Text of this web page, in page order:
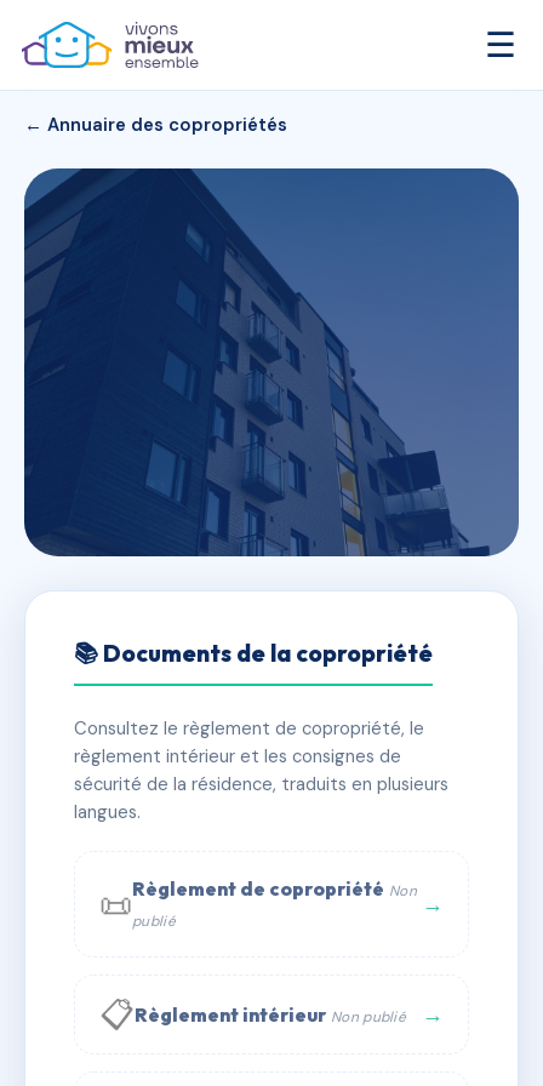
☰
← Annuaire des copropriétés
Résidence cadoudal
✓ Immatriculée 🏠 36 lots 🏗 1 bâtiment(s)
📞 Contacter Syndic Digital
📚 Documents de la copropriété
Consultez le règlement de copropriété, le
règlement intérieur et les consignes de
sécurité de la résidence, traduits en plusieurs
langues.
📜Règlement de copropriété Non
publié
→
📋Règlement intérieur Non publié →